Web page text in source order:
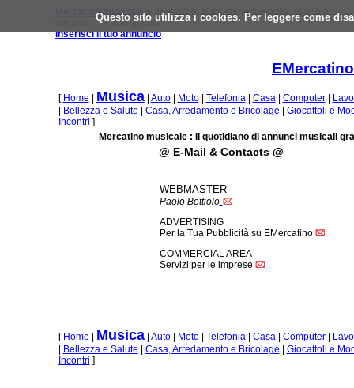
Questo sito utilizza i cookies. Per leggere come
Mercatino musicale » annunci gratuiti, compravendita, vendo e
compro, ... e altro ancora
inserisci il tuo annuncio
[ Home Musica| Auto| Moto| Telefonia| Casa| Computer|
Bellezza e Salute Casa, Arredamento e Bricolage
Giocattoli e
Incontri ]
Mercatino musicale : Il quotidiano di annunci musicali
@ E-Mail & Contacts @
WEBMASTER
Paolo Bettiolo
ADVERTISING
Per la Tua Pubblicità su EMercatino
COMMERCIAL AREA
Servizi per le imprese
[ Home Musica| Auto| Moto| Telefonia| Casa| Computer|
Bellezza e Salute Casa, Arredamento e Bricolage
Giocattoli e
Incontri ]